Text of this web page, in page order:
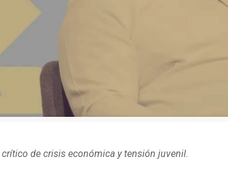
de crisis económica y tensión juvenil.